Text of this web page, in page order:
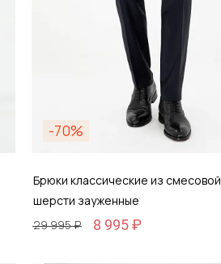
-70%
Брюки классические из смесовой
шерсти зауженные
29 995 ₽
8 995 ₽